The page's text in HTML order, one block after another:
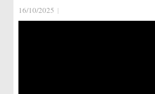
16/10/2025 |